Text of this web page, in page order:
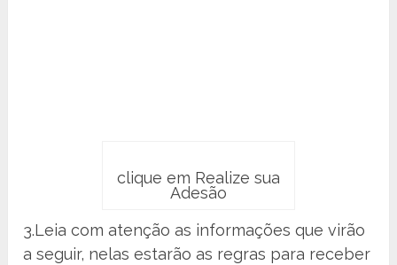
clique em Realize sua
Adesão
3.Leia com atenção as informações que virão
a seguir, nelas estarão as regras para receber